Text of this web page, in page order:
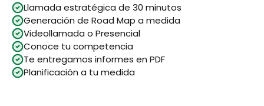
Llamada estratégica de 30 minutos
Generación de Road Map a medida
Videollamada o Presencial
Conoce tu competencia
Te entregamos informes en PDF
Planificación a tu medida